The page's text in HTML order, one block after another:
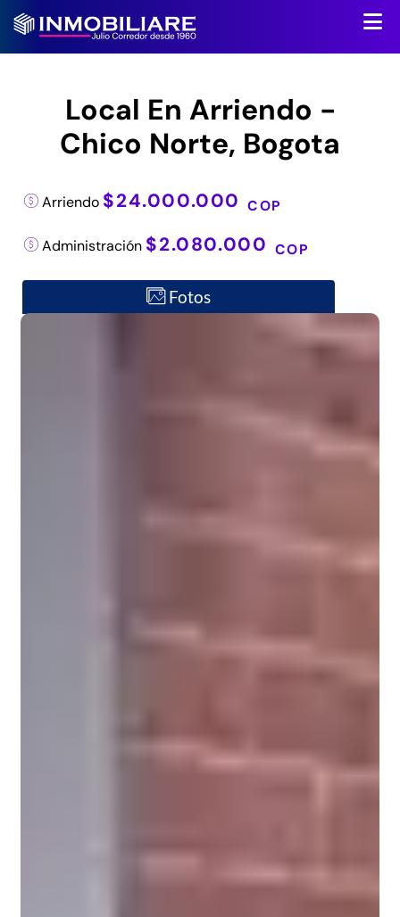
Local En Arriendo -
Chico Norte, Bogota
Arriendo $24.000.000COP
Administración $2.080.000 COP
Fotos